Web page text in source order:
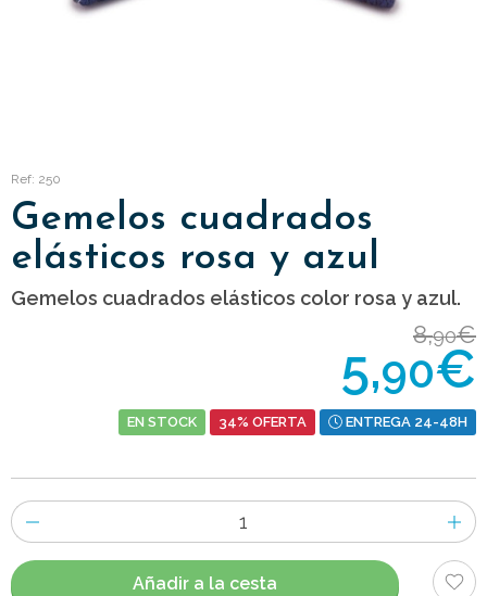
Ref: 250
Gemelos cuadrados
elásticos rosa y azul
Gemelos cuadrados elásticos color rosa y azul.
8,90€
5,90€
EN STOCK 34% OFERTA ENTREGA 24-48H
Número
de
artículos
Añadir a la cesta